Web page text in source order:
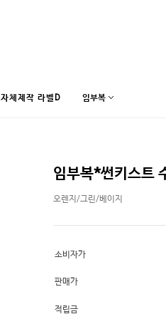
자체제작 라벨D 임부복
임부복*썬키스트
오렌지/그린/베이지
소비자가
판매가
적립금